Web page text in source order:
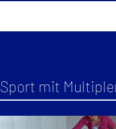
Sport mit